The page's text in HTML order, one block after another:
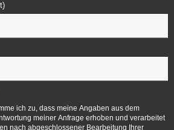
ich zu, dass meine Angaben aus dem
meiner Anfrage erhoben und verarbeitet
nach abgeschlossener Bearbeitung Ihrer